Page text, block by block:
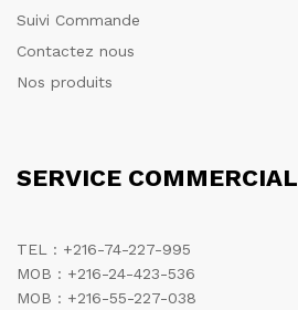
Suivi Commande
Contactez nous
Nos produits
SERVICE COMMERCIAL
TEL : +216-74-227-995
MOB : +216-24-423-536
MOB : +216-55-227-038